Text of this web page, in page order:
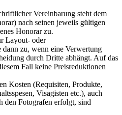
Vereinbarung steht dem
nach seinen jeweils gültigen
Honorar zu.
Layout- oder
dann zu, wenn eine Verwertung
durch Dritte abhängt. Auf das
Fall keine Preisreduktionen
Kosten (Requisiten, Produkte,
Visagisten etc.), auch
den Fotografen erfolgt, sind